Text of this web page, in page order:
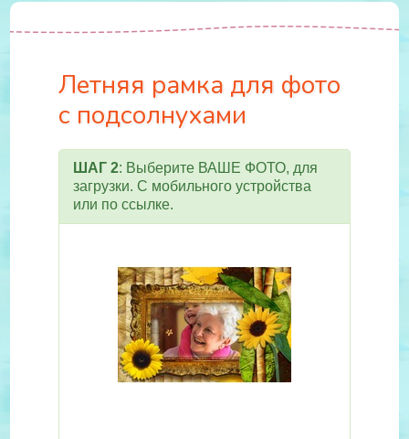
Летняя рамка для фото
с подсолнухами
ШАГ 2: Выберите ВАШЕ ФОТО, для
загрузки. С мобильного устройства
или по ссылке.